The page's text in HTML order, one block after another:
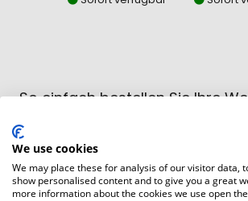
So einfach bestellen Sie Ihre
We use cookies
We may place these for analysis of our visitor data,
show personalised content and to give you a great
more information about the cookies we use open